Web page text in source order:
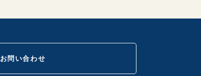
お問い合わせ